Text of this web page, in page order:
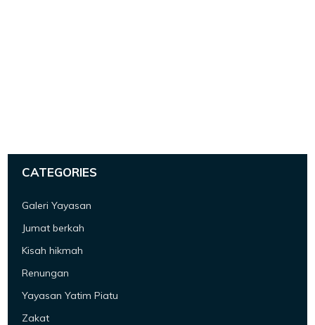
CATEGORIES
Galeri Yayasan
Jumat berkah
Kisah hikmah
Renungan
Yayasan Yatim Piatu
Zakat